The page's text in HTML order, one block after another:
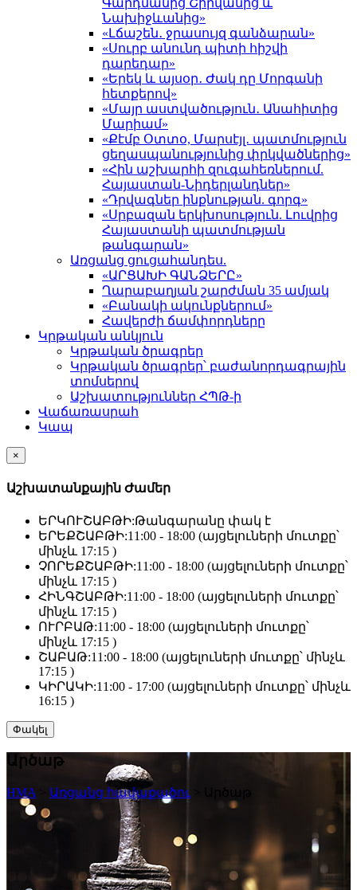
Գարդմանից Շիրվանից և
Նախիջևանից»
«Լճաշեն․ ջրասույզ գանձարան»
«Սուրբ անունդ պիտի հիշվի
դարեդար»
«Երեկ և այսօր․ Ժակ դը Մորգանի
հետքերով»
«Մայր աստվածություն․ Անահիտից
Մարիամ»
«Քէմբ Օտտօ, Մարսէյլ․ պատմություն
ցեղասպանությունից փրկվածներից»
«Հին աշխարհի զուգահեռներում.
Հայաստան-Նիդերլանդներ»
«Դրվագներ ինքնության. գորգ»
«Սրբազան երկխոսություն. Լուվրից
Հայաստանի պատմության
թանգարան»
Առցանց ցուցահանդես.
«ԱՐՑԱԽԻ ԳԱՆՁԵՐԸ»
Ղարաբաղյան շարժման 35 ամյակ
«Բանակի ակունքներում»
Հավերժի ճամփորդները
Կրթական անկյուն
Կրթական ծրագրեր
Կրթական ծրագրեր՝ բաժանորդագրային
տոմսերով
Աշխատություններ ՀՊԹ-ի
Վաճառասրահ
Կապ
×
Աշխատանքային Ժամեր
ԵՐԿՈՒՇԱԲԹԻ:Թանգարանը փակ է
ԵՐԵՔՇԱԲԹԻ:11:00 - 18:00 (այցելուների մուտքը՝
մինչև 17:15 )
ՉՈՐԵՔՇԱԲԹԻ:11:00 - 18:00 (այցելուների մուտքը՝
մինչև 17:15 )
ՀԻՆԳՇԱԲԹԻ:11:00 - 18:00 (այցելուների մուտքը՝
մինչև 17:15 )
ՈՒՐԲԱԹ:11:00 - 18:00 (այցելուների մուտքը՝
մինչև 17:15 )
ՇԱԲԱԹ:11:00 - 18:00 (այցելուների մուտքը՝ մինչև
17:15 )
ԿԻՐԱԿԻ:11:00 - 17:00 (այցելուների մուտքը՝ մինչև
16:15 )
Փակել
Արծաթ
HMA Առցանց հավաքածու